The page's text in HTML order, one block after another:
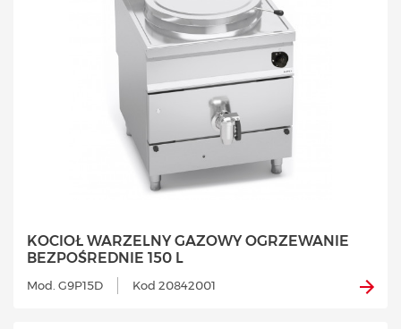
KOCIOŁ WARZELNY GAZOWY OGRZEWANIE
BEZPOŚREDNIE 150 L
Mod. G9P15D Kod 20842001